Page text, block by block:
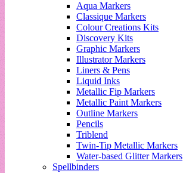
Aqua Markers
Classique Markers
Colour Creations Kits
Discovery Kits
Graphic Markers
Illustrator Markers
Liners & Pens
Liquid Inks
Metallic Fip Markers
Metallic Paint Markers
Outline Markers
Pencils
Triblend
Twin-Tip Metallic Markers
Water-based Glitter Markers
Spellbinders